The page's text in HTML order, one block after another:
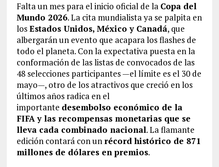
Falta un mes para el inicio oficial de la Copa del
Mundo 2026. La cita mundialista ya se palpita en
losEstados Unidos, México y Canadá, que
albergarán un evento que acapara los flashes de
todo el planeta. Con la expectativa puesta en la
conformación de las listas de convocados de las
48 selecciones participantes —el límite es el 30 de
mayo—, otro de los atractivos que creció en los
últimos años radica en el
importante desembolso económico de la
FIFA y las recompensas monetarias que se
lleva cada combinado nacional. La flamante
edición contará con un récord histórico de 871
millones de dólares en premios.